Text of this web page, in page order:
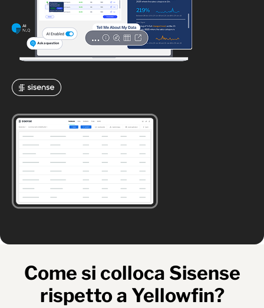
Come si colloca Sisense
rispetto a Yellowfin?